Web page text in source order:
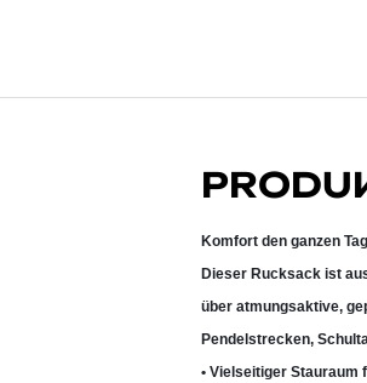
Komfort den ganzen
Dieser Rucksack ist
über atmungsaktive,
Pendelstrecken,
• Vielseitiger Stauraum